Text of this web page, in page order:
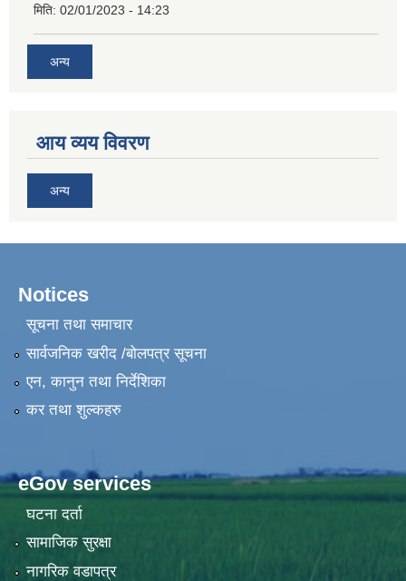
मिति: 02/01/2023 - 14:23
अन्य
आय व्यय विवरण
अन्य
Notices
सूचना तथा समाचार
सार्वजनिक खरीद /बोलपत्र सूचना
एन, कानुन तथा निर्देशिका
कर तथा शुल्कहरु
eGov services
घटना दर्ता
सामाजिक सुरक्षा
नागरिक वडापत्र